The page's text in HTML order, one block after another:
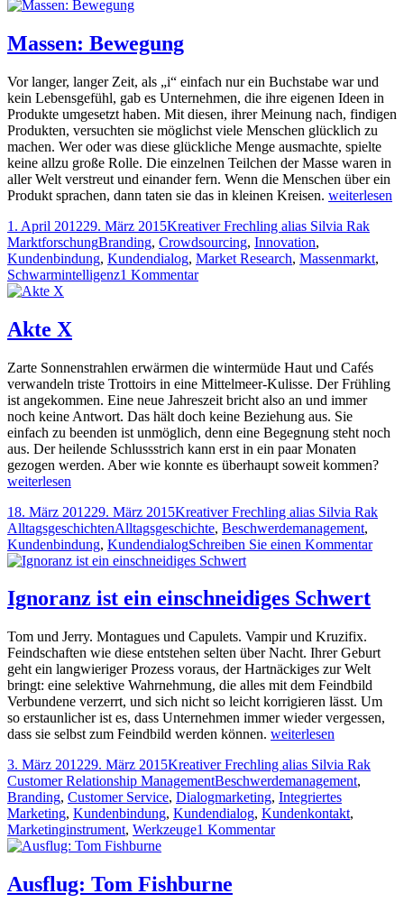
Massen: Bewegung
Vor langer, langer Zeit, als „i“ einfach nur ein Buchstabe war und
kein Lebensgefühl, gab es Unternehmen, die ihre eigenen Ideen in
Produkte umgesetzt haben. Mit diesen, ihrer Meinung nach, findigen
Produkten, versuchten sie möglichst viele Menschen glücklich zu
machen. Wer oder was diese glückliche Menge ausmachte, spielte
keine allzu große Rolle. Die einzelnen Teilchen der Masse waren in
aller Welt verstreut und einander fern. Wenn die Menschen über ein
Produkt sprachen, dann taten sie das in kleinen Kreisen. Massen:
weiterlesen
Veröffentlicht
am
1. April 201229. März 2015Autor
Kreativer Frechling alias Silvia Rak
MarktforschungTags
Branding, Crowdsourcing, Innovation,
Kundenbindung, Kundendialog, Market Research, Massenmarkt,
Schwarmintelligenz1 Kommentarzu
Akte X
Zarte Sonnenstrahlen erwärmen die wintermüde Haut und Cafés
verwandeln triste Trottoirs in eine Mittelmeer-Kulisse. Der Frühling
ist angekommen. Eine neue Jahreszeit bricht also an und immer
noch keine Antwort. Das hält doch keine Beziehung aus. Sie
einfach zu beenden ist unmöglich, denn eine Begegnung steht noch
aus. Der heilende Schlussstrich kann erst in ein paar Monaten
gezogen werden. Aber wie konnte es überhaupt soweit kommen?
weiterlesen
Veröffentlicht
am
18. März 201229. März 2015Autor
Kreativer Frechling alias Silvia Rak
AlltagsgeschichtenTags
Alltagsgeschichte, Beschwerdemanagement,
Kundenbindung, KundendialogSchreiben Sie einen Kommentarzu
Ignoranz ist ein einschneidiges Schwert
Tom und Jerry. Montagues und Capulets. Vampir und Kruzifix.
Feindschaften wie diese entstehen selten über Nacht. Ihrer Geburt
geht ein langwieriger Prozess voraus, der Hartnäckiges zur Welt
bringt: eine selektive Wahrnehmung, die alles mit dem Feindbild
Verbundene verzerrt, und sich nicht so leicht korrigieren lässt. Um
so erstaunlicher ist es, dass Unternehmen immer wieder vergessen,
dass sie selbst zum Feindbild werden können. Ignoranz
ein
einschneidiges
Schwert
weiterlesen
Veröffentlicht
am
3. März 201229. März 2015Autor
Kreativer Frechling alias Silvia Rak
Customer Relationship ManagementTags
Beschwerdemanagement,
Branding, Customer Service, Dialogmarketing, Integriertes
Marketing, Kundenbindung, Kundendialog, Kundenkontakt,
Marketinginstrument, Werkzeuge1 Kommentarzu
Ausflug: Tom Fishburne